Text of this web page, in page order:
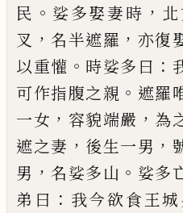
民 。 娑多娶妻時 ，
叉 ， 名半遮羅 ， 亦復
以重懽 。 時娑多曰 ：
可作指腹之親 。 遮羅
一女 ， 容貌端嚴 ， 為
遮之妻 ， 後生一男 ，
男 ， 名娑多山 。 娑多
弟 曰 ： 我今欲食王